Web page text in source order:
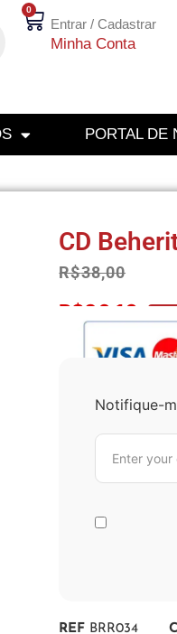
0
Entrar / Cadastrar
Minha Conta
PORTAL DE
CD
R$38,00
R$36,10
Notifique-
REF BRR034